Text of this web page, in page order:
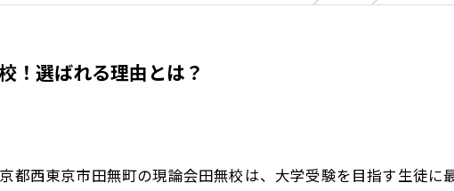
！選ばれる理由とは？
都西東京市田無町の現論会田無校は、大学受験を目指す生徒に